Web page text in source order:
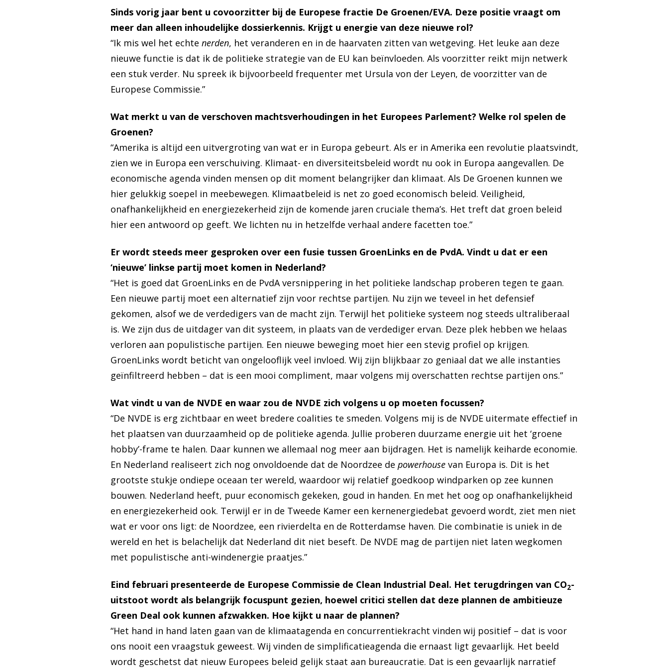
Sinds vorig jaar bent u covoorzitter bij de Europese fractie De Groenen/EVA. Deze positie vraagt om
meer dan alleen inhoudelijke dossierkennis. Krijgt u energie van deze nieuwe rol?
“Ik mis wel het echte nerden, het veranderen en in de haarvaten zitten van wetgeving. Het leuke aan deze
nieuwe functie is dat ik de politieke strategie van de EU kan beïnvloeden. Als voorzitter reikt mijn netwerk
een stuk verder. Nu spreek ik bijvoorbeeld frequenter met Ursula von der Leyen, de voorzitter van de
Europese Commissie.”
Wat merkt u van de verschoven machtsverhoudingen in het Europees Parlement? Welke rol spelen de
Groenen?
“Amerika is altijd een uitvergroting van wat er in Europa gebeurt. Als er in Amerika een revolutie plaatsvindt,
zien we in Europa een verschuiving. Klimaat- en diversiteitsbeleid wordt nu ook in Europa aangevallen. De
economische agenda vinden mensen op dit moment belangrijker dan klimaat. Als De Groenen kunnen we
hier gelukkig soepel in meebewegen. Klimaatbeleid is net zo goed economisch beleid. Veiligheid,
onafhankelijkheid en energiezekerheid zijn de komende jaren cruciale thema’s. Het treft dat groen beleid
hier een antwoord op geeft. We lichten nu in hetzelfde verhaal andere facetten toe.”
Er wordt steeds meer gesproken over een fusie tussen GroenLinks en de PvdA. Vindt u dat er een
‘nieuwe’ linkse partij moet komen in Nederland?
“Het is goed dat GroenLinks en de PvdA versnippering in het politieke landschap proberen tegen te gaan.
Een nieuwe partij moet een alternatief zijn voor rechtse partijen. Nu zijn we teveel in het defensief
gekomen, alsof we de verdedigers van de macht zijn. Terwijl het politieke systeem nog steeds ultraliberaal
is. We zijn dus de uitdager van dit systeem, in plaats van de verdediger ervan. Deze plek hebben we helaas
verloren aan populistische partijen. Een nieuwe beweging moet hier een stevig profiel op krijgen.
GroenLinks wordt beticht van ongelooflijk veel invloed. Wij zijn blijkbaar zo geniaal dat we alle instanties
geïnfiltreerd hebben – dat is een mooi compliment, maar volgens mij overschatten rechtse partijen ons.”
Wat vindt u van de NVDE en waar zou de NVDE zich volgens u op moeten focussen?
“De NVDE is erg zichtbaar en weet bredere coalities te smeden. Volgens mij is de NVDE uitermate effectief in
het plaatsen van duurzaamheid op de politieke agenda. Jullie proberen duurzame energie uit het ‘groene
hobby’-frame te halen. Daar kunnen we allemaal nog meer aan bijdragen. Het is namelijk keiharde economie.
En Nederland realiseert zich nog onvoldoende dat de Noordzee de powerhouse van Europa is. Dit is het
grootste stukje ondiepe oceaan ter wereld, waardoor wij relatief goedkoop windparken op zee kunnen
bouwen. Nederland heeft, puur economisch gekeken, goud in handen. En met het oog op onafhankelijkheid
en energiezekerheid ook. Terwijl er in de Tweede Kamer een kernenergiedebat gevoerd wordt, ziet men niet
wat er voor ons ligt: de Noordzee, een rivierdelta en de Rotterdamse haven. Die combinatie is uniek in de
wereld en het is belachelijk dat Nederland dit niet beseft. De NVDE mag de partijen niet laten wegkomen
met populistische anti-windenergie praatjes.”
Eind februari presenteerde de Europese Commissie de Clean Industrial Deal. Het terugdringen van CO2-
uitstoot wordt als belangrijk focuspunt gezien, hoewel critici stellen dat deze plannen de ambitieuze
Green Deal ook kunnen afzwakken. Hoe kijkt u naar de plannen?
“Het hand in hand laten gaan van de klimaatagenda en concurrentiekracht vinden wij positief – dat is voor
ons nooit een vraagstuk geweest. Wij vinden de simplificatieagenda die ernaast ligt gevaarlijk. Het beeld
wordt geschetst dat nieuw Europees beleid gelijk staat aan bureaucratie. Dat is een gevaarlijk narratief